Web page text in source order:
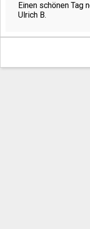
Einen schönen Tag
Ulrich B.